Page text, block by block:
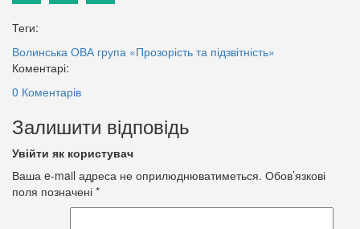
Теги:
Волинська ОВА група «Прозорість та підзвітність»
Коментарі:
0 Коментарів
Залишити відповідь
Увійти як користувач
Ваша e-mail адреса не оприлюднюватиметься. Обов’язкові
поля позначені *